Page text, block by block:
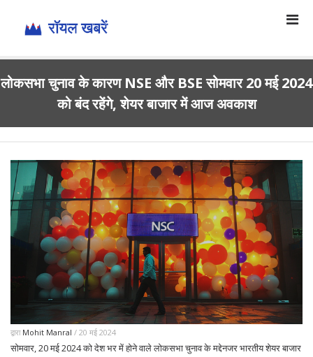
लोकसभा चुनाव के कारण NSE और BSE सोमवार 20 मई 2024
को बंद रहेंगे, शेयर बाजार में आज अवकाश
द्वारा Mohit Manral / 20 मई 2024
सोमवार, 20 मई 2024 को देश भर में होने वाले लोकसभा चुनाव के मद्देनजर भारतीय शेयर बाजार